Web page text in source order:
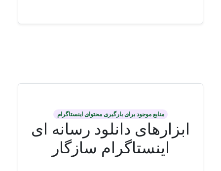
منابع موجود برای بارگیری محتوای اینستاگرام
ابزارهای دانلود رسانه ای
اینستاگرام سازگار